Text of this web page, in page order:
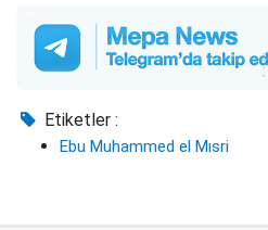
Etiketler :
Ebu Muhammed el Mısri